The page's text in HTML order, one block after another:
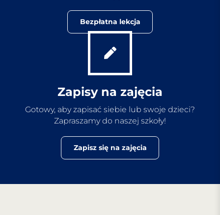
Bezpłatna lekcja
Zapisy na zajęcia
Gotowy, aby zapisać siebie lub swoje dzieci?
Zapraszamy do naszej szkoły!
Zapisz się na zajęcia